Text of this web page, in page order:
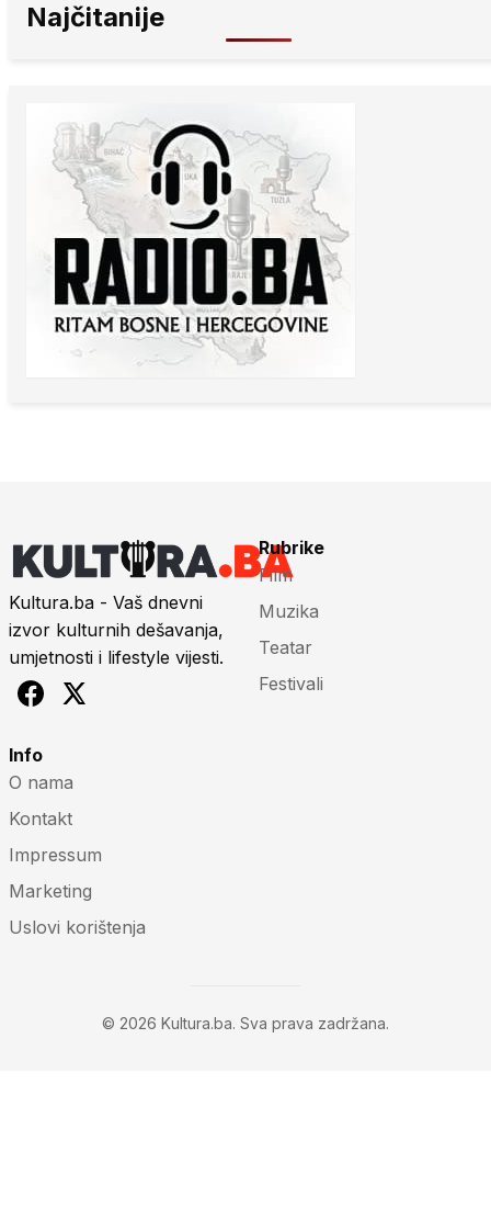
Najčitanije
Kultura.ba - Vaš dnevni
izvor kulturnih dešavanja,
umjetnosti i lifestyle vijesti.
Rubrike
Film
Muzika
Teatar
Festivali
Info
O nama
Kontakt
Impressum
Marketing
Uslovi korištenja
© 2026 Kultura.ba. Sva prava zadržana.